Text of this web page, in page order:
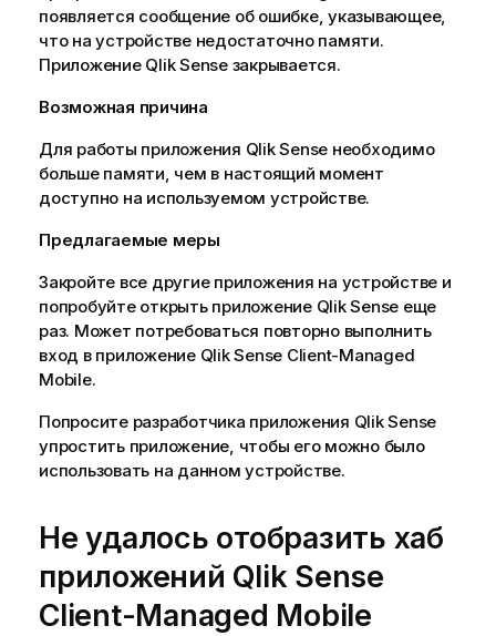
появляется сообщение об ошибке, указывающее,
что на устройстве недостаточно памяти.
Приложение Qlik Senseзакрывается.
Возможная причина
Для работы приложения Qlik Sense необходимо
больше памяти, чем в настоящий момент
доступно на используемом устройстве.
Предлагаемые меры
Закройте все другие приложения на устройстве и
попробуйте открыть приложение Qlik Sense еще
раз. Может потребоваться повторно выполнить
вход в приложение Qlik Sense Client-Managed
Mobile.
Попросите разработчика приложения Qlik Sense
упростить приложение, чтобы его можно было
использовать на данном устройстве.
Не удалось отобразить хаб
приложений Qlik Sense
Client-Managed Mobile